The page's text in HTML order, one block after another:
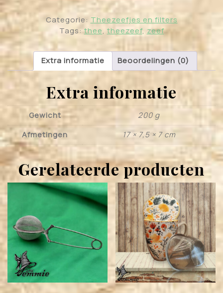
Categorie: Theezeefjes en filters
Tags: thee, theezeef, zeef
Extra informatie Beoordelingen (0)
Extra informatie
Gewicht
200 g
Afmetingen
17 × 7,5 × 7 cm
Gerelateerde producten